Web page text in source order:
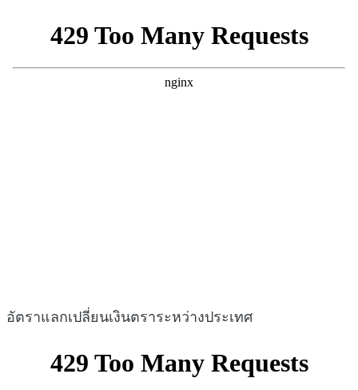
อัตราแลกเปลี่ยนเงินตราระหว่างประเทศ